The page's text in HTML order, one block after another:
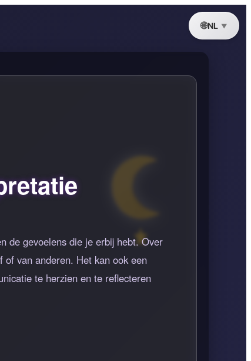
NL
de gevoelens die je erbij hebt. Over
van anderen. Het kan ook een
te herzien en te reflecteren